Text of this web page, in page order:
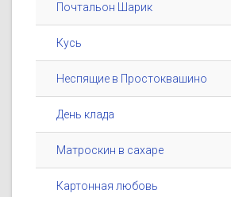
Почтальон Шарик
Кусь
Неспящие в Простоквашино
День клада
Матроскин в сахаре
Картонная любовь